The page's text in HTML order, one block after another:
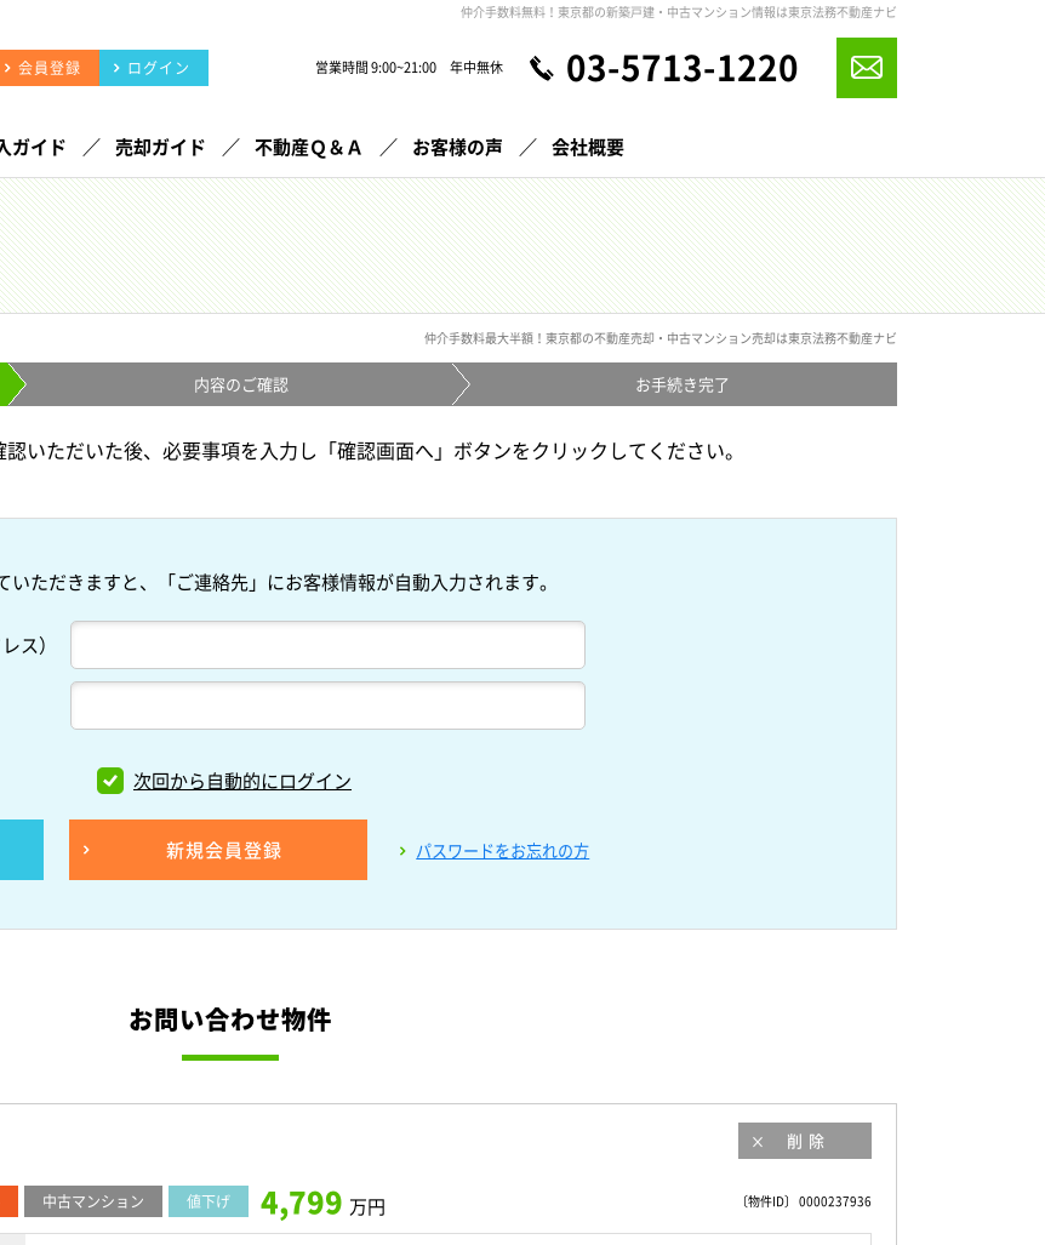
仲介手数料無料！東京都の新築戸建・中古マンション情報は東京法務不動産ナビ
会員登録 ログイン 営業時間 9:00~21:00 年中無休 03-5713-1220
ガイド 売却ガイド 不動産Ｑ＆Ａ お客様の声 会社概要
仲介手数料最大半額！東京都の不動産売却・中古マンション売却は東京法務不動産ナビ
内容のご確認 お手続き完了
認いただいた後、必要事項を入力し「確認画面へ」ボタンをクリックしてください。
いただきますと、「ご連絡先」にお客様情報が自動入力されます。
ス）
次回から自動的にログイン
新規会員登録 パスワードをお忘れの方
お問い合わせ物件
削除
〔物件ID〕 0000237936
中古マンション 値下げ 4,799 万円